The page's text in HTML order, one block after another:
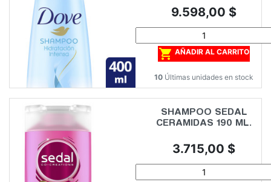
Precio
9.598,00 $
 AÑADIR AL CARRITO
10 Últimas unidades en stock
SHAMPOO SEDAL
CERAMIDAS 190 ML.
Precio
3.715,00 $